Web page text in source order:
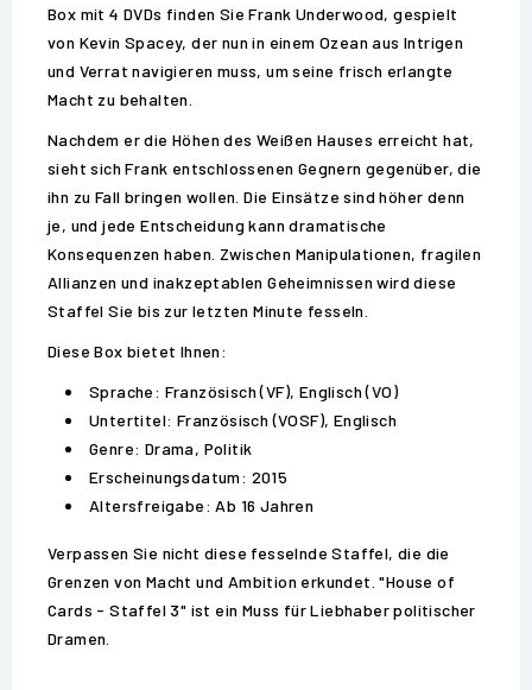
Box mit 4 DVDs finden Sie Frank Underwood, gespielt
von Kevin Spacey, der nun in einem Ozean aus Intrigen
und Verrat navigieren muss, um seine frisch erlangte
Macht zu behalten.
Nachdem er die Höhen des Weißen Hauses erreicht hat,
sieht sich Frank entschlossenen Gegnern gegenüber, die
ihn zu Fall bringen wollen. Die Einsätze sind höher denn
je, und jede Entscheidung kann dramatische
Konsequenzen haben. Zwischen Manipulationen, fragilen
Allianzen und inakzeptablen Geheimnissen wird diese
Staffel Sie bis zur letzten Minute fesseln.
Diese Box bietet Ihnen:
Sprache: Französisch (VF), Englisch (VO)
Untertitel: Französisch (VOSF), Englisch
Genre: Drama, Politik
Erscheinungsdatum: 2015
Altersfreigabe: Ab 16 Jahren
Verpassen Sie nicht diese fesselnde Staffel, die die
Grenzen von Macht und Ambition erkundet. "House of
Cards - Staffel 3" ist ein Muss für Liebhaber politischer
Dramen.